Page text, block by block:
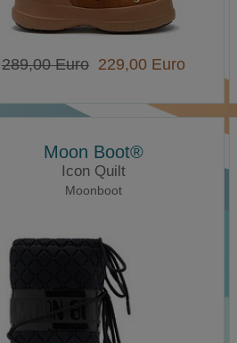
289,00 Euro229,00 Euro
Moon Boot®
Icon Quilt
Moonboot